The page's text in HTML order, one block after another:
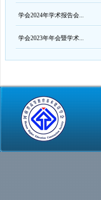
学会2024年学术报告会...
学会2023年年会暨学术...